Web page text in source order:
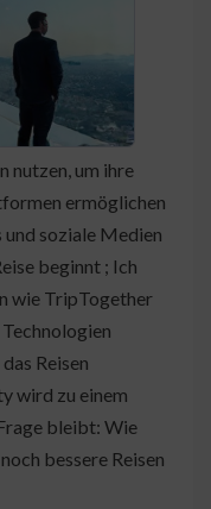
nutzen, um ihre
ermöglichen
soziale Medien
beginnt ; Ich
wie TripTogether
Reisen
wird zu einem
bleibt: Wie
bessere Reisen